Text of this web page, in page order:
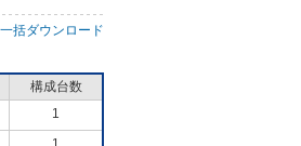
一括ダウンロード
構成台数
1